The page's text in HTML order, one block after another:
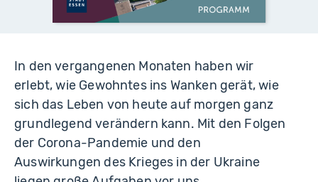
In den vergangenen Monaten haben wir
erlebt, wie Gewohntes ins Wanken gerät, wie
sich das Leben von heute auf morgen ganz
grundlegend verändern kann. Mit den Folgen
der Corona-Pandemie und den
Auswirkungen des Krieges in der Ukraine